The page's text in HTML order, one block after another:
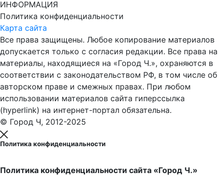
ИНФОРМАЦИЯ
Политика конфиденциальности
Карта сайта
Все права защищены. Любое копирование материалов
допускается только с согласия редакции. Все права на
материалы, находящиеся на «Город Ч.», охраняются в
соответствии с законодательством РФ, в том числе об
авторском праве и смежных правах. При любом
использовании материалов сайта гиперссылка
(hyperlink) на интернет-портал обязательна.
© Город Ч, 2012-2025
Политика конфиденциальности
Политика конфиденциальности сайта «Город Ч.»